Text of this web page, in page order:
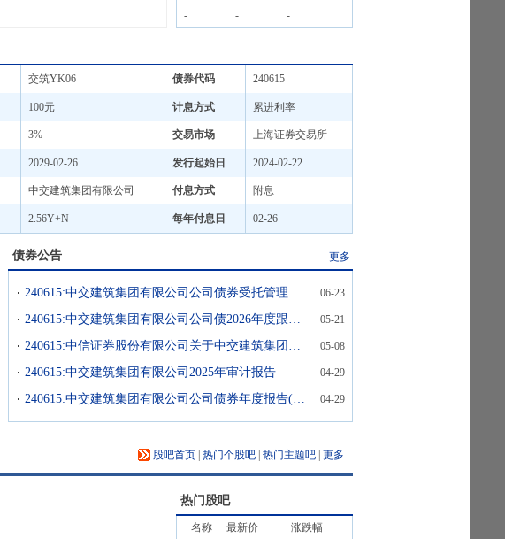
-
- -
交筑YK06 债券代码 240615
100元 计息方式 累进利率
3% 交易市场 上海证券交易所
2029-02-26 发行起始日 2024-02-22
中交建筑集团有限公司 付息方式 附息
2.56Y+N 每年付息日 02-26
债券公告 更多
240615:中交建筑集团有限公司公司债券受托管理事务报告(2025年度) 06-23
240615:中交建筑集团有限公司公司债2026年度跟踪评级报告 05-21
240615:中信证券股份有限公司关于中交建筑集团有限公司新增借款之临时受托管理事务报告 05-08
240615:中交建筑集团有限公司2025年审计报告 04-29
240615:中交建筑集团有限公司公司债券年度报告(2025年) 04-29
股吧首页 热门个股吧 热门主题吧 更多
热门股吧
名称 最新价
涨跌幅